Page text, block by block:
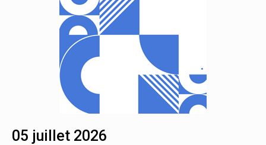
05 juillet 2026